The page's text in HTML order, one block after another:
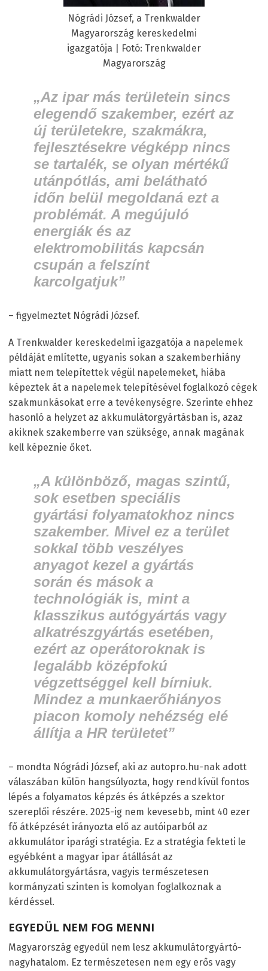
Nógrádi József, a Trenkwalder
Magyarország kereskedelmi
igazgatója | Fotó: Trenkwalder
Magyarország
„Az ipar más területein sincs
elegendő szakember, ezért az
új területekre, szakmákra,
fejlesztésekre végképp nincs
se tartalék, se olyan mértékű
utánpótlás, ami belátható
időn belül megoldaná ezt a
problémát. A megújuló
energiák és az
elektromobilitás kapcsán
csupán a felszínt
karcolgatjuk”
– figyelmeztet Nógrádi József.
A Trenkwalder kereskedelmi igazgatója a napelemek
példáját említette, ugyanis sokan a szakemberhiány
miatt nem telepítettek végül napelemeket, hiába
képeztek át a napelemek telepítésével foglalkozó cégek
szakmunkásokat erre a tevékenységre. Szerinte ehhez
hasonló a helyzet az akkumulátorgyártásban is, azaz
akiknek szakemberre van szüksége, annak magának
kell képeznie őket.
„A különböző, magas szintű,
sok esetben speciális
gyártási folyamatokhoz nincs
szakember. Mivel ez a terület
sokkal több veszélyes
anyagot kezel a gyártás
során és mások a
technológiák is, mint a
klasszikus autógyártás vagy
alkatrészgyártás esetében,
ezért az operátoroknak is
legalább középfokú
végzettséggel kell bírniuk.
Mindez a munkaerőhiányos
piacon komoly nehézség elé
állítja a HR területet”
– mondta Nógrádi József, aki az autopro.hu-nak adott
válaszában külön hangsúlyozta, hogy rendkívül fontos
lépés a folyamatos képzés és átképzés a szektor
szereplői részére. 2025-ig nem kevesebb, mint 40 ezer
fő átképzését irányozta elő az autóiparból az
akkumulátor iparági stratégia. Ez a stratégia fekteti le
egyébként a magyar ipar átállását az
akkumulátorgyártásra, vagyis természetesen
kormányzati szinten is komolyan foglalkoznak a
kérdéssel.
EGYEDÜL NEM FOG MENNI
Magyarország egyedül nem lesz akkumulátorgyártó-
nagyhatalom. Ez természetesen nem egy erős vagy